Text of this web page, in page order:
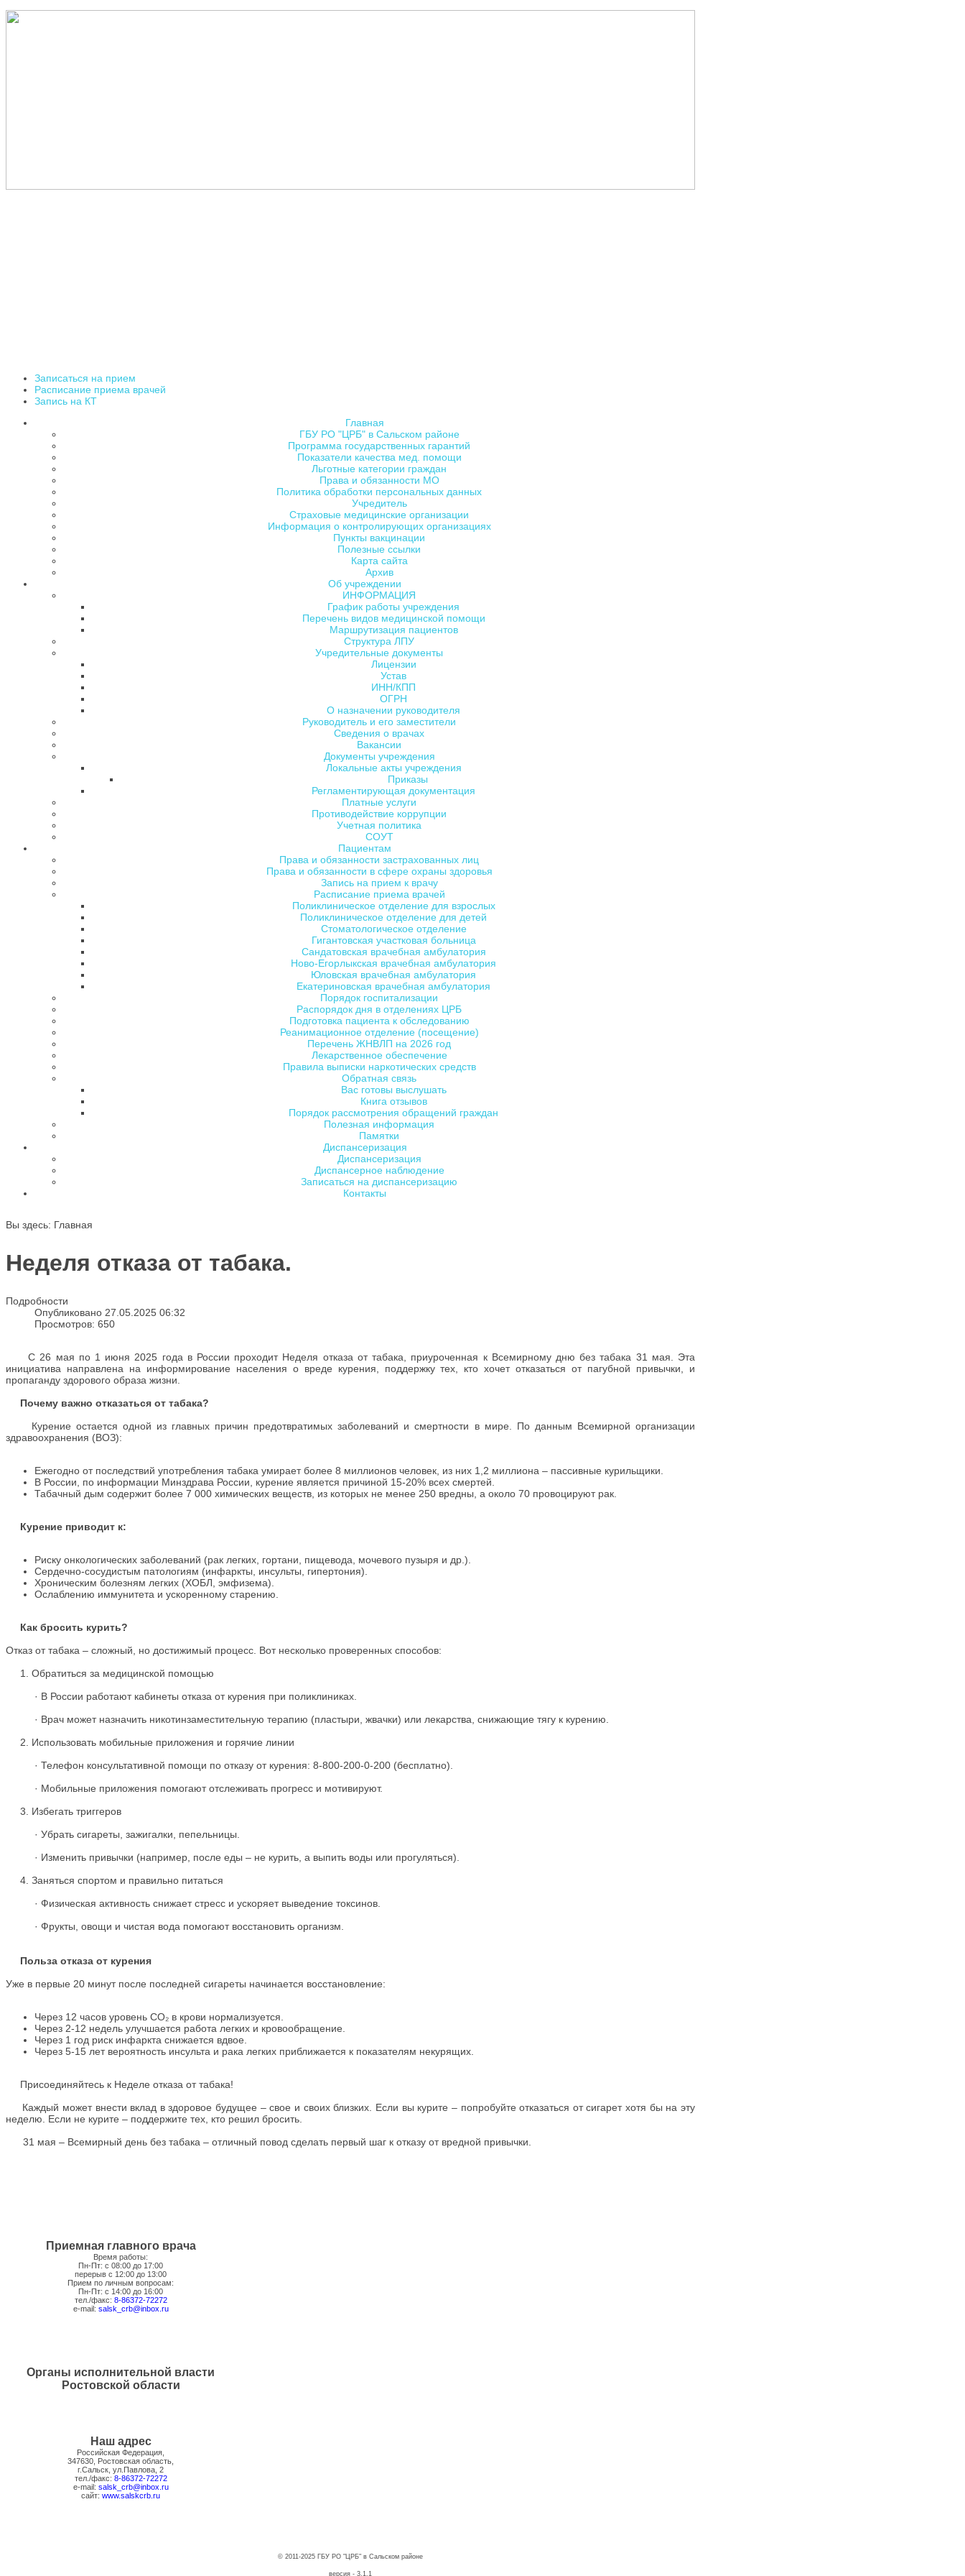
Записаться на прием
Расписание приема врачей
Запись на КТ
Главная
ГБУ РО "ЦРБ" в Сальском районе
Программа государственных гарантий
Показатели качества мед. помощи
Льготные категории граждан
Права и обязанности МО
Политика обработки персональных данных
Учредитель
Страховые медицинские организации
Информация о контролирующих организациях
Пункты вакцинации
Полезные ссылки
Карта сайта
Архив
Об учреждении
ИНФОРМАЦИЯ
График работы учреждения
Перечень видов медицинской помощи
Маршрутизация пациентов
Структура ЛПУ
Учредительные документы
Лицензии
Устав
ИНН/КПП
ОГРН
О назначении руководителя
Руководитель и его заместители
Сведения о врачах
Вакансии
Документы учреждения
Локальные акты учреждения
Приказы
Регламентирующая документация
Платные услуги
Противодействие коррупции
Учетная политика
СОУТ
Пациентам
Права и обязанности застрахованных лиц
Права и обязанности в сфере охраны здоровья
Запись на прием к врачу
Расписание приема врачей
Поликлиническое отделение для взрослых
Поликлиническое отделение для детей
Стоматологическое отделение
Гигантовская участковая больница
Сандатовская врачебная амбулатория
Ново-Егорлыкская врачебная амбулатория
Юловская врачебная амбулатория
Екатериновская врачебная амбулатория
Порядок госпитализации
Распорядок дня в отделениях ЦРБ
Подготовка пациента к обследованию
Реанимационное отделение (посещение)
Перечень ЖНВЛП на 2026 год
Лекарственное обеспечение
Правила выписки наркотических средств
Обратная связь
Вас готовы выслушать
Книга отзывов
Порядок рассмотрения обращений граждан
Полезная информация
Памятки
Диспансеризация
Диспансеризация
Диспансерное наблюдение
Записаться на диспансеризацию
Контакты
Вы здесь: Главная
Неделя отказа от табака.
Подробности
Опубликовано 27.05.2025 06:32
Просмотров: 650
С 26 мая по 1 июня 2025 года в России проходит Неделя отказа от табака, приуроченная к Всемирному дню без табака 31 мая. Эта
инициатива направлена на информирование населения о вреде курения, поддержку тех, кто хочет отказаться от пагубной привычки, и
пропаганду здорового образа жизни.
Почему важно отказаться от табака?
Курение остается одной из главных причин предотвратимых заболеваний и смертности в мире. По данным Всемирной организации
здравоохранения (ВОЗ):
Ежегодно от последствий употребления табака умирает более 8 миллионов человек, из них 1,2 миллиона – пассивные курильщики.
В России, по информации Минздрава России, курение является причиной 15-20% всех смертей.
Табачный дым содержит более 7 000 химических веществ, из которых не менее 250 вредны, а около 70 провоцируют рак.
Курение приводит к:
Риску онкологических заболеваний (рак легких, гортани, пищевода, мочевого пузыря и др.).
Сердечно-сосудистым патологиям (инфаркты, инсульты, гипертония).
Хроническим болезням легких (ХОБЛ, эмфизема).
Ослаблению иммунитета и ускоренному старению.
Как бросить курить?
Отказ от табака – сложный, но достижимый процесс. Вот несколько проверенных способов:
1. Обратиться за медицинской помощью
· В России работают кабинеты отказа от курения при поликлиниках.
· Врач может назначить никотинзаместительную терапию (пластыри, жвачки) или лекарства, снижающие тягу к курению.
2. Использовать мобильные приложения и горячие линии
· Телефон консультативной помощи по отказу от курения: 8-800-200-0-200 (бесплатно).
· Мобильные приложения помогают отслеживать прогресс и мотивируют.
3. Избегать триггеров
· Убрать сигареты, зажигалки, пепельницы.
· Изменить привычки (например, после еды – не курить, а выпить воды или прогуляться).
4. Заняться спортом и правильно питаться
· Физическая активность снижает стресс и ускоряет выведение токсинов.
· Фрукты, овощи и чистая вода помогают восстановить организм.
Польза отказа от курения
Уже в первые 20 минут после последней сигареты начинается восстановление:
Через 12 часов уровень CO₂ в крови нормализуется.
Через 2-12 недель улучшается работа легких и кровообращение.
Через 1 год риск инфаркта снижается вдвое.
Через 5-15 лет вероятность инсульта и рака легких приближается к показателям некурящих.
Присоединяйтесь к Неделе отказа от табака!
Каждый может внести вклад в здоровое будущее – свое и своих близких. Если вы курите – попробуйте отказаться от сигарет хотя бы на эту
неделю. Если не курите – поддержите тех, кто решил бросить.
31 мая – Всемирный день без табака – отличный повод сделать первый шаг к отказу от вредной привычки.
Приемная главного врача
Время работы:
Пн-Пт: с 08:00 до 17:00
перерыв с 12:00 до 13:00
Прием по личным вопросам:
Пн-Пт: с 14:00 до 16:00
тел./факс: 8-86372-72272
e-mail: salsk_crb@inbox.ru
Органы исполнительной власти
Ростовской области
Наш адрес
Российская Федерация,
347630, Ростовская область,
г.Сальск, ул.Павлова, 2
тел./факс: 8-86372-72272
e-mail: salsk_crb@inbox.ru
сайт: www.salskcrb.ru
© 2011-2025 ГБУ РО "ЦРБ" в Сальском районе
версия - 3.1.1